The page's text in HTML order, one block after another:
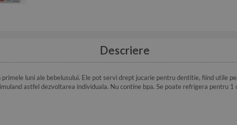
Descriere
luni ale bebelusului. Ele pot servi drept jucarie pentru dentitie, fiind utile
astfel dezvoltarea individuala. Nu contine bpa. Se poate refrigera pentru